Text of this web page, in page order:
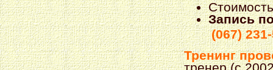
Запись
(067)
Тренинг